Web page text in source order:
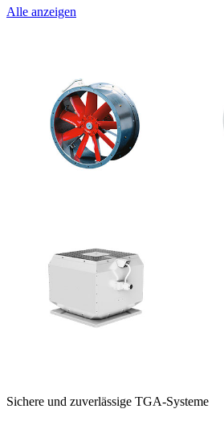
Alle anzeigen
Sichere und zuverlässige TGA-Systeme